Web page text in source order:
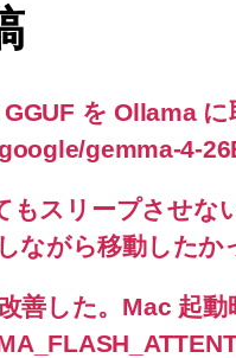
を Ollama
gemma-4-
もスリープさせな
ながら移動したか
善した。Mac 起